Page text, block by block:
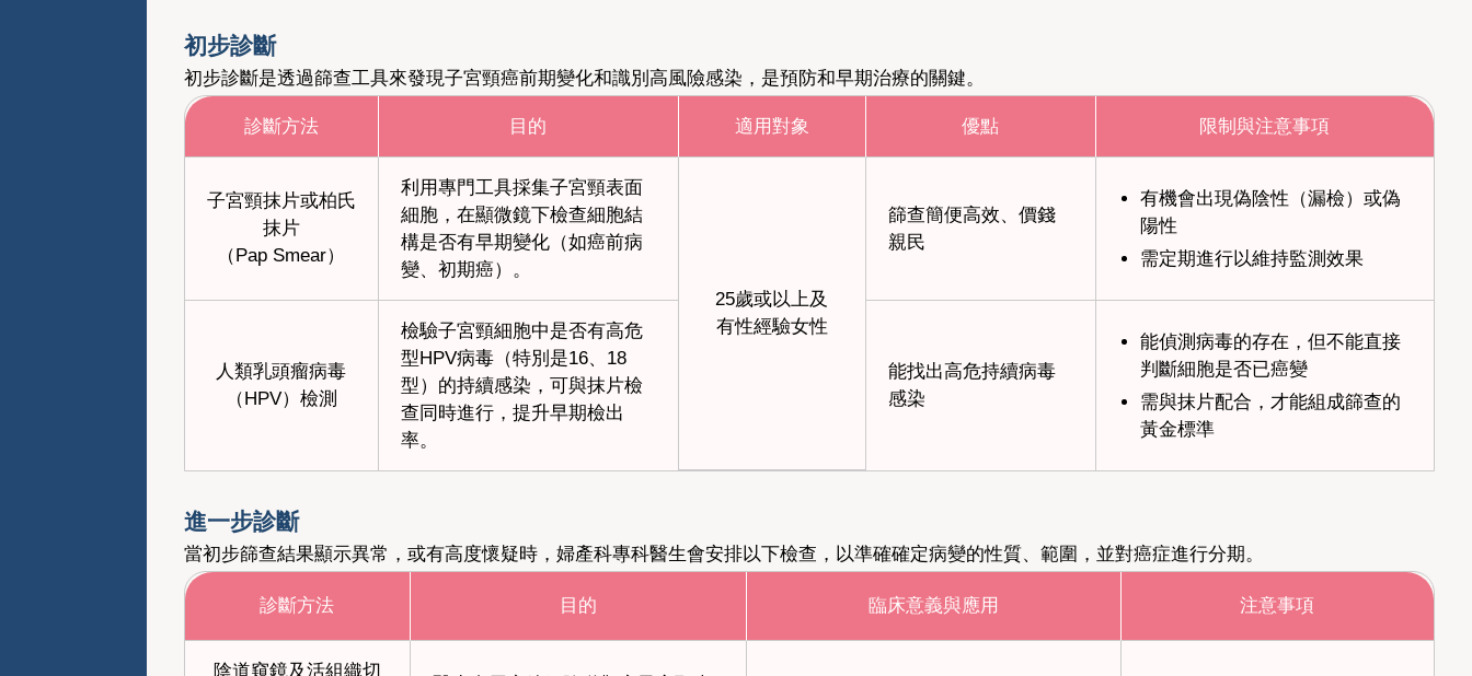
初步診斷
初步診斷是透過篩查工具來發現子宮頸癌前期變化和識別高風險感染，是預防和早期治療的關鍵。
診斷方法 目的 適用對象 優點 限制與注意事項
子宮頸抹片或柏氏
抹片
（Pap Smear）
利用專門工具採集子宮頸表面
細胞，在顯微鏡下檢查細胞結
構是否有早期變化（如癌前病
變、初期癌）。
25歲或以上及
有性經驗女性
篩查簡便高效、價錢
親民
有機會出現偽陰性（漏檢）或偽
陽性
需定期進行以維持監測效果
人類乳頭瘤病毒
（HPV）檢測
檢驗子宮頸細胞中是否有高危
型HPV病毒（特別是16、18
型）的持續感染，可與抹片檢
查同時進行，提升早期檢出
率。
能找出高危持續病毒
感染
能偵測病毒的存在，但不能直接
判斷細胞是否已癌變
需與抹片配合，才能組成篩查的
黃金標準
進一步診斷
當初步篩查結果顯示異常，或有高度懷疑時，婦產科專科醫生會安排以下檢查，以準確確定病變的性質、範圍，並對癌症進行分期。
診斷方法 目的 臨床意義與應用 注意事項
陰道窺鏡及活組織切